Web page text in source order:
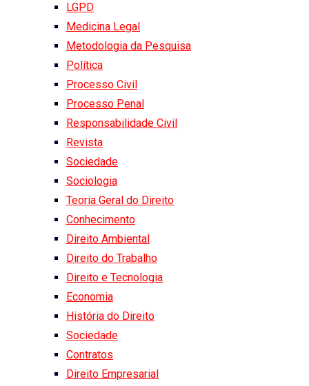
LGPD
Medicina Legal
Metodologia da Pesquisa
Política
Processo Civil
Processo Penal
Responsabilidade Civil
Revista
Sociedade
Sociologia
Teoria Geral do Direito
Conhecimento
Direito Ambiental
Direito do Trabalho
Direito e Tecnologia
Economia
História do Direito
Sociedade
Contratos
Direito Empresarial